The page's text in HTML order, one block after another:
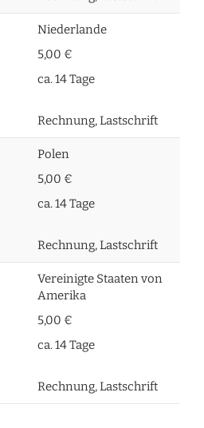
Niederlande
5,00 €
ca. 14 Tage
Rechnung, Lastschrift
Polen
5,00 €
ca. 14 Tage
Rechnung, Lastschrift
Vereinigte Staaten von
Amerika
5,00 €
ca. 14 Tage
Rechnung, Lastschrift